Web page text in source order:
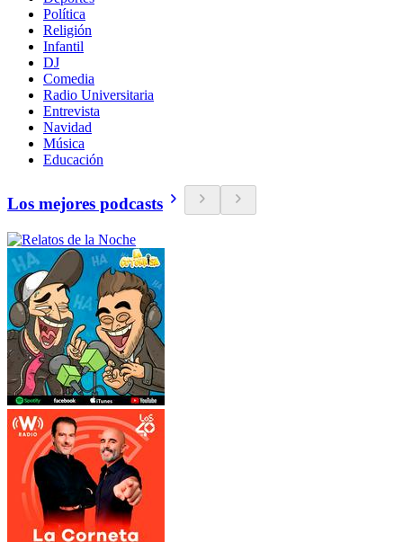
Política
Religión
Infantil
DJ
Comedia
Radio Universitaria
Entrevista
Navidad
Música
Educación
Los mejores podcasts